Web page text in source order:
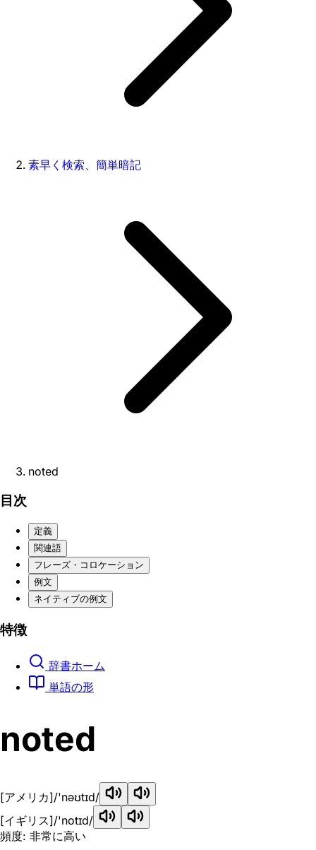
素早く検索、簡単暗記
noted
目次
定義
関連語
フレーズ・コロケーション
例文
ネイティブの例文
特徴
辞書ホーム
単語の形
noted
[アメリカ]/'nəʊtɪd/
[イギリス]/'notɪd/
頻度: 非常に高い